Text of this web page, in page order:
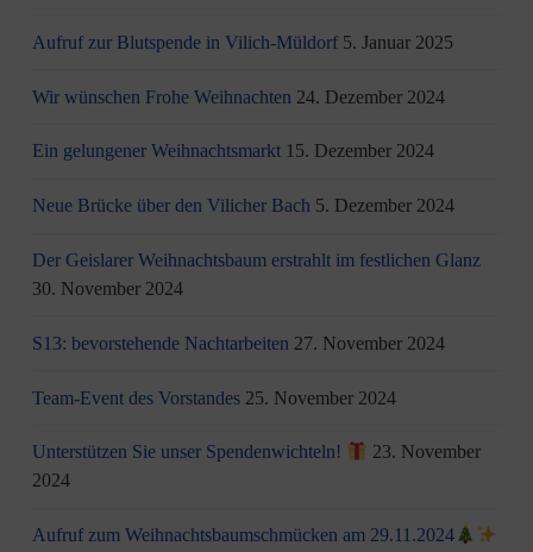
Aufruf zur Blutspende in Vilich-Müldorf 5. Januar 2025
Wir wünschen Frohe Weihnachten 24. Dezember 2024
Ein gelungener Weihnachtsmarkt 15. Dezember 2024
Neue Brücke über den Vilicher Bach 5. Dezember 2024
Der Geislarer Weihnachtsbaum erstrahlt im festlichen Glanz
30. November 2024
S13: bevorstehende Nachtarbeiten 27. November 2024
Team-Event des Vorstandes 25. November 2024
Unterstützen Sie unser Spendenwichteln!
23. November
2024
Aufruf zum Weihnachtsbaumschmücken am 29.11.2024